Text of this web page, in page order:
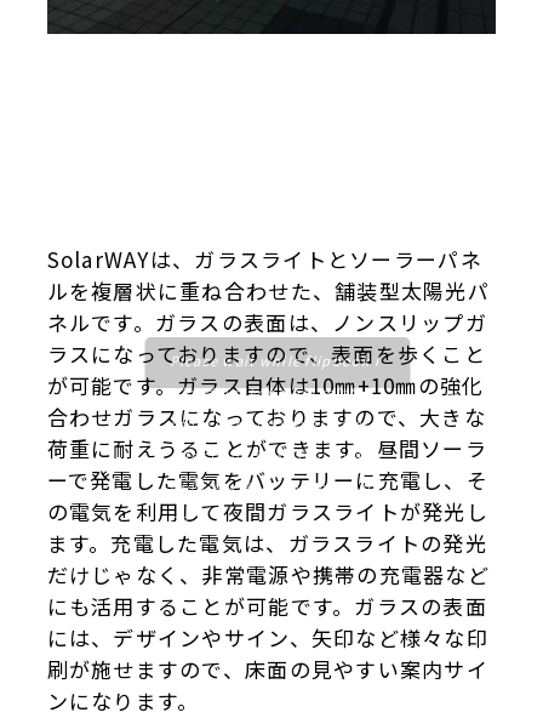
SolarWAYは、ガラスライトとソーラーパネ
ルを複層状に重ね合わせた、舗装型太陽光パ
ネルです。ガラスの表面は、ノンスリップガ
ラスになっておりますので、表面を歩くこと
が可能です。ガラス自体は10㎜+10㎜の強化
合わせガラスになっておりますので、大きな
荷重に耐えうることができます。昼間ソーラ
ーで発電した電気をバッテリーに充電し、そ
の電気を利用して夜間ガラスライトが発光し
ます。充電した電気は、ガラスライトの発光
だけじゃなく、非常電源や携帯の充電器など
にも活用することが可能です。ガラスの表面
には、デザインやサイン、矢印など様々な印
刷が施せますので、床面の見やすい案内サイ
ンになります。
Please wait while flipbook i
s loading. For more related i
nfo, FAQs and issues please
refer todFlip 3D Flipbook W
ordpress Helpdocumentati
on.